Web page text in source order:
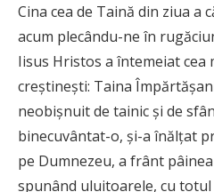
Cina cea de Taină din ziua a
acum plecându-ne în
Iisus Hristos a întemeiat cea
creştineşti: Taina
neobişnuit de tainic şi de
binecuvântat-o, şi-a înălţat
pe Dumnezeu, a frânt
spunând uluitoarele, cu